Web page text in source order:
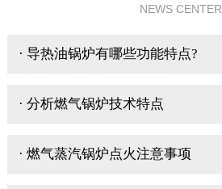
NEWS CENTER
· 导热油锅炉有哪些功能特点?
· 分析燃气锅炉技术特点
· 燃气蒸汽锅炉点火注意事项